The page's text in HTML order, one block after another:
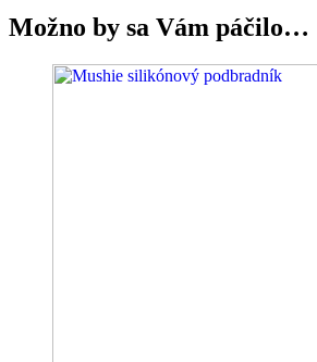
Možno by sa Vám páčilo…